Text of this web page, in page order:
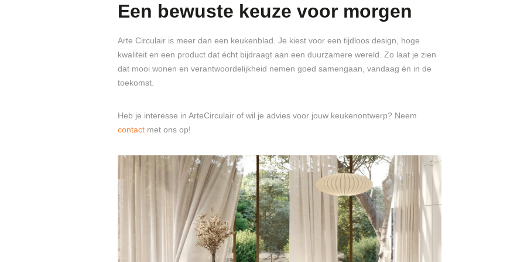
Een bewuste keuze voor morgen
Arte Circulair is meer dan een keukenblad. Je kiest voor een tijdloos design, hoge
kwaliteit en een product dat écht bijdraagt aan een duurzamere wereld. Zo laat je zien
dat mooi wonen en verantwoordelijkheid nemen goed samengaan, vandaag én in de
toekomst.
Heb je interesse in ArteCirculair of wil je advies voor jouw keukenontwerp? Neem
contactmet ons op!